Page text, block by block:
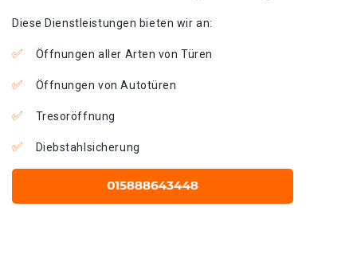
Diese Dienstleistungen bieten wir an:
Öffnungen aller Arten von Türen
Öffnungen von Autotüren
Tresoröffnung
Diebstahlsicherung